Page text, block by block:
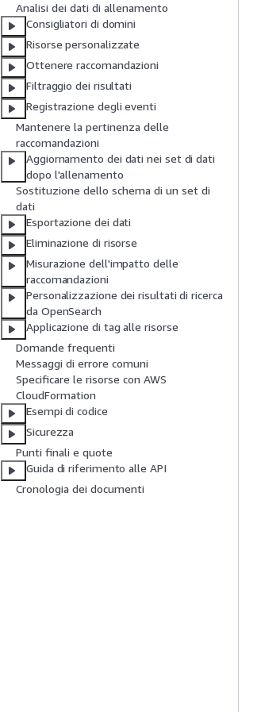
Analisi dei dati di allenamento
Consigliatori di domini
Risorse personalizzate
Ottenere raccomandazioni
Filtraggio dei risultati
Registrazione degli eventi
Mantenere la pertinenza delle
raccomandazioni
Aggiornamento dei dati nei set di dati
dopo l'allenamento
Sostituzione dello schema di un set di
dati
Esportazione dei dati
Eliminazione di risorse
Misurazione dell'impatto delle
raccomandazioni
Personalizzazione dei risultati di ricerca
da OpenSearch
Applicazione di tag alle risorse
Domande frequenti
Messaggi di errore comuni
Specificare le risorse con AWS
CloudFormation
Esempi di codice
Sicurezza
Punti finali e quote
Guida di riferimento alle API
Cronologia dei documenti